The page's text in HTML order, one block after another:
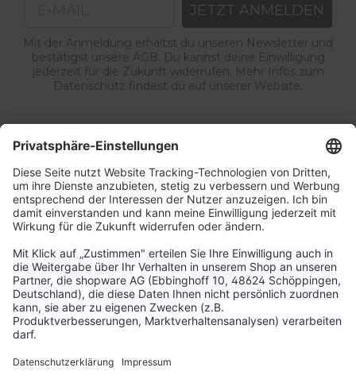
JETZT ANMELDEN
Mit der Anmeldung erhältst du unseren Newsletter und
bestätigst unsere AGB. Du kannst deine Einwilligung
jederzeit für die Zukunft widerrufen. Mehr Infos zum
Datenschutz findest du auf unserer Website.
Unternehmen
Aktuelle Themen